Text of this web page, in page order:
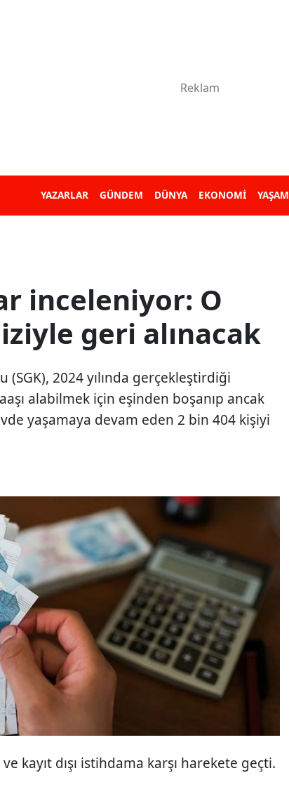
YAZARLAR GÜNDEM DÜNYA EKONOMİ YAŞAM
inceleniyor: O
geri alınacak
(SGK), 2024 yılında gerçekleştirdiği
alabilmek için eşinden boşanıp ancak
yaşamaya devam eden 2 bin 404 kişiyi
kayıt dışı istihdama karşı harekete geçti.